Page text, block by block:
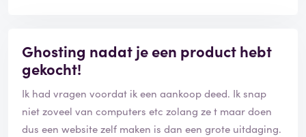
Ghosting nadat je een product hebt
gekocht!
Ik had vragen voordat ik een aankoop deed. Ik snap
niet zoveel van computers etc zolang ze t maar doen
dus een website zelf maken is dan een grote uitdaging.